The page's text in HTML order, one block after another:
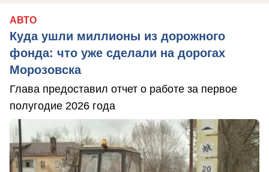
АВТО
Куда ушли миллионы из дорожного
фонда: что уже сделали на дорогах
Морозовска
Глава предоставил отчет о работе за первое
полугодие 2026 года